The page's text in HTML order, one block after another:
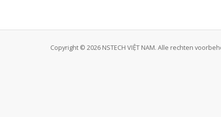
Copyright © 2026 NSTECH VIỆT NAM. Alle rechten